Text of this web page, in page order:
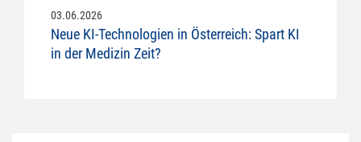
03.06.2026
Neue KI-Technologien in Österreich: Spart KI
in der Medizin Zeit?